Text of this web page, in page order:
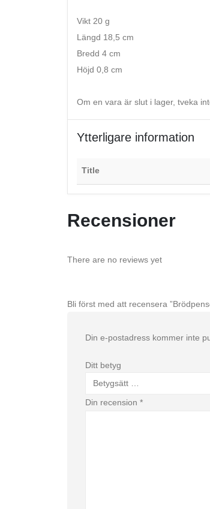
Vikt 20 g
Längd 18,5 cm
Bredd 4 cm
Höjd 0,8 cm
Om en vara är slut i lager, tveka
Ytterligare information
Title
Recensioner
There are no reviews yet
Bli först med att recensera
Din e-postadress kommer inte
Ditt betyg
Din recension *